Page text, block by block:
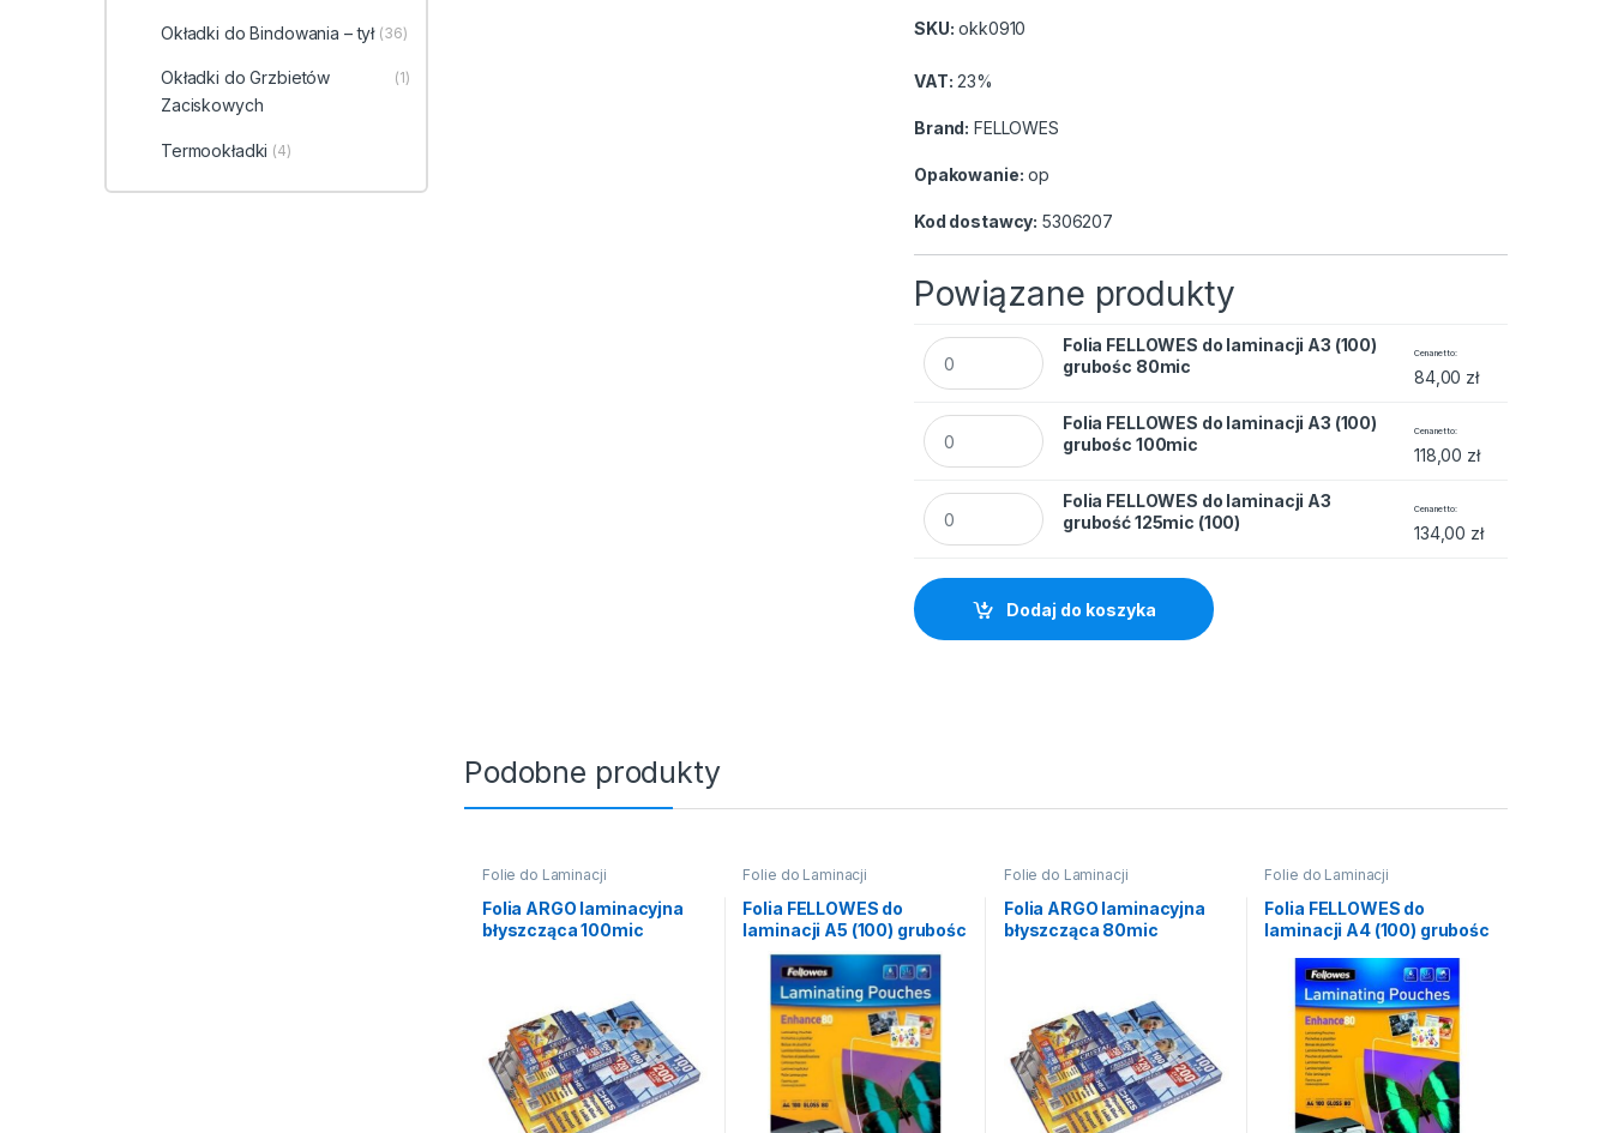
SKU: okk0910
VAT: 23%
Brand: FELLOWES
Opakowanie: op
Kod dostawcy: 5306207
Powiązane produkty
Folia FELLOWES do laminacji A3 (100) grubośc 80mic quantity
Folia FELLOWES do laminacji A3 (100)
grubośc 80mic
Cena netto
84,00 zł
Folia FELLOWES do laminacji A3 (100) grubośc 100mic quantity
Folia FELLOWES do laminacji A3 (100)
grubośc 100mic
Cena netto
118,00 zł
Folia FELLOWES do laminacji A3 grubość 125mic (100) quantity
Folia FELLOWES do laminacji A3
grubość 125mic (100)
Cena netto
134,00 zł
Dodaj do koszyka
Podobne produkty
Folie do Laminacji
Folia ARGO laminacyjna
błyszcząca 100mic
Folie do Laminacji
Folia FELLOWES do
laminacji A5 (100) grubośc
100mic
Folie do Laminacji
Folia ARGO laminacyjna
błyszcząca 80mic
Folie do Laminacji
Folia FELLOWES do
laminacji A4 (100) grubośc
Okładki do Bindowania – tył (36)
Okładki do Grzbietów
Zaciskowych
(1)
Termookładki (4)